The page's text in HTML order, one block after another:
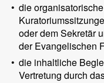
• die
oder dem Sekretär
der Evangelischen
• die inhaltliche
Vertretung durch